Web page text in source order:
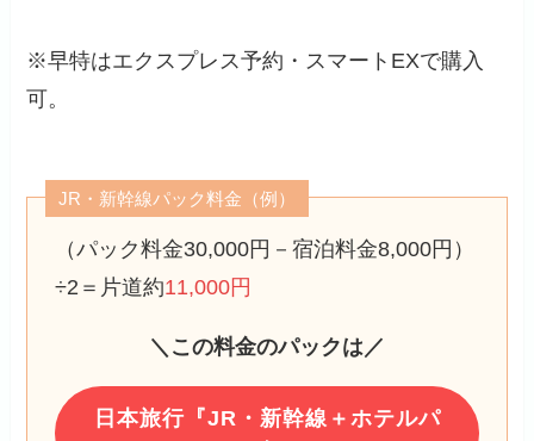
※早特はエクスプレス予約・スマートEXで購入
可。
JR・新幹線パック料金（例）
（パック料金30,000円－宿泊料金8,000円）
÷2＝片道約11,000円
＼この料金のパックは／
日本旅行『JR・新幹線＋ホテルパ